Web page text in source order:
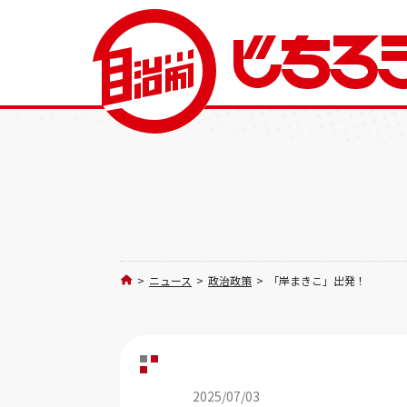
> ニュース > 政治政策 > 「岸まきこ」出発！
2025/07/03